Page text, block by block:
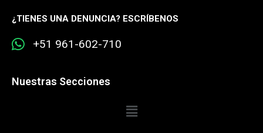
¿TIENES UNA DENUNCIA? ESCRÍBENOS
+51 961-602-710
Nuestras Secciones